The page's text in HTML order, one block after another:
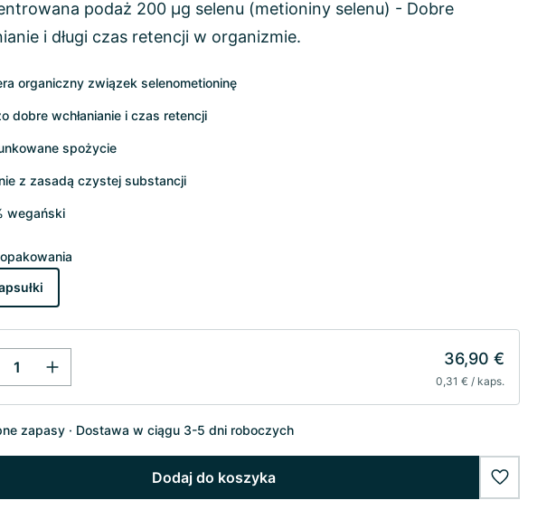
podaż 200 µg selenu (metioniny selenu) - Dobre
i długi czas retencji w organizmie.
organiczny związek selenometioninę
dobre wchłanianie i czas retencji
spożycie
z zasadą czystej substancji
wegański
36,90 €
0,31 € / kaps.
zapasy Dostawa w ciągu 3-5 dni roboczych
Dodaj do koszyka